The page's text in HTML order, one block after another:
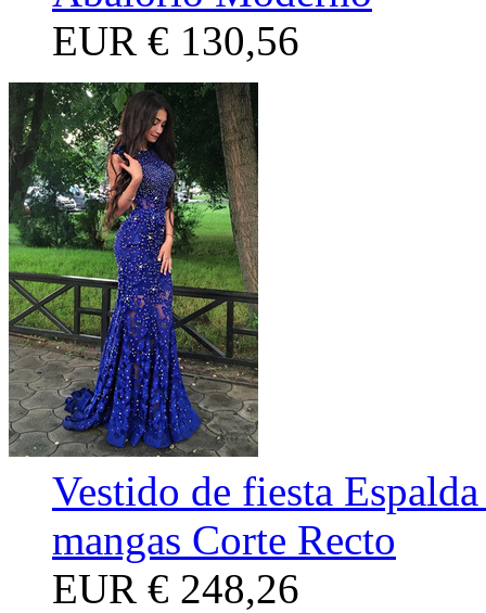
EUR € 130,56
Vestido de fiesta
mangas Corte Recto
EUR € 248,26